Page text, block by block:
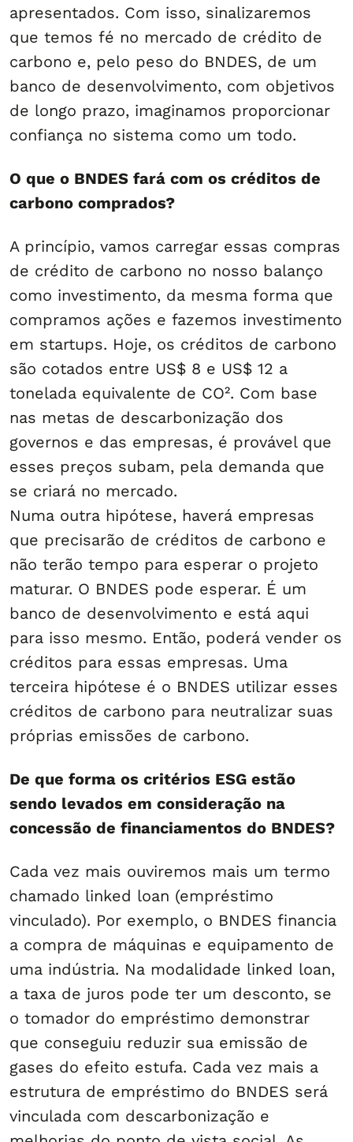
apresentados. Com isso, sinalizaremos
que temos fé no mercado de crédito de
carbono e, pelo peso do BNDES, de um
banco de desenvolvimento, com objetivos
de longo prazo, imaginamos proporcionar
confiança no sistema como um todo.
O que o BNDES fará com os créditos de
carbono comprados?
A princípio, vamos carregar essas compras
de crédito de carbono no nosso balanço
como investimento, da mesma forma que
compramos ações e fazemos investimento
em startups. Hoje, os créditos de carbono
são cotados entre US$ 8 e US$ 12 a
tonelada equivalente de CO². Com base
nas metas de descarbonização dos
governos e das empresas, é provável que
esses preços subam, pela demanda que
se criará no mercado.
Numa outra hipótese, haverá empresas
que precisarão de créditos de carbono e
não terão tempo para esperar o projeto
maturar. O BNDES pode esperar. É um
banco de desenvolvimento e está aqui
para isso mesmo. Então, poderá vender os
créditos para essas empresas. Uma
terceira hipótese é o BNDES utilizar esses
créditos de carbono para neutralizar suas
próprias emissões de carbono.
De que forma os critérios ESG estão
sendo levados em consideração na
concessão de financiamentos do BNDES?
Cada vez mais ouviremos mais um termo
chamado linked loan (empréstimo
vinculado). Por exemplo, o BNDES financia
a compra de máquinas e equipamento de
uma indústria. Na modalidade linked loan,
a taxa de juros pode ter um desconto, se
o tomador do empréstimo demonstrar
que conseguiu reduzir sua emissão de
gases do efeito estufa. Cada vez mais a
estrutura de empréstimo do BNDES será
vinculada com descarbonização e